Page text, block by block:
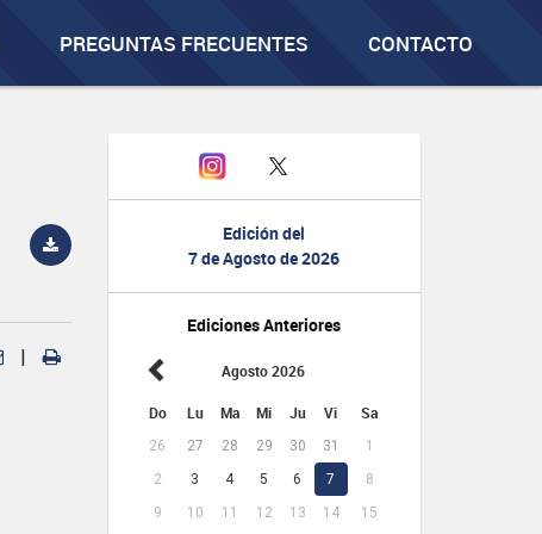
PREGUNTAS FRECUENTES CONTACTO
Edición del
7 de Agosto de 2026
Ediciones Anteriores
Agosto 2026
Do Lu Ma Mi Ju Vi Sa
26 27 28 29 30 31
1
2
3 4 5 6 7
8
9
10 11 12 13 14 15
|